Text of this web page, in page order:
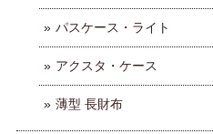
パスケース・ライト
アクスタ・ケース
薄型 長財布